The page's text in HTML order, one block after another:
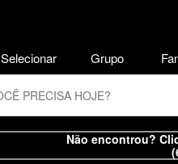
Não encontrou?
Selecionar Grupo